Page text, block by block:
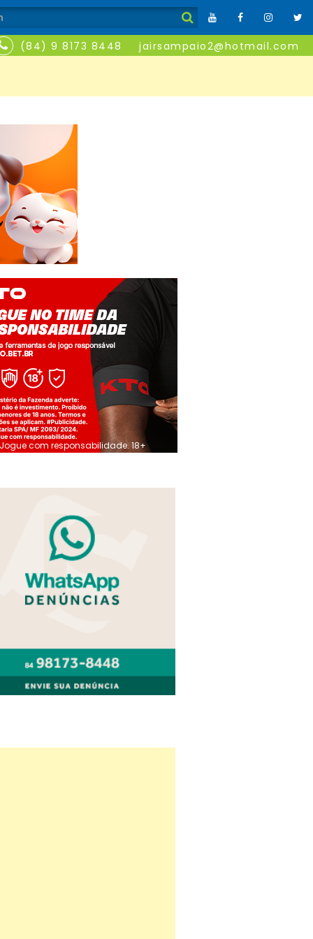
(84) 9 8173 8448 jairsampaio2@hotmail.com
Jogue com responsabilidade. 18+